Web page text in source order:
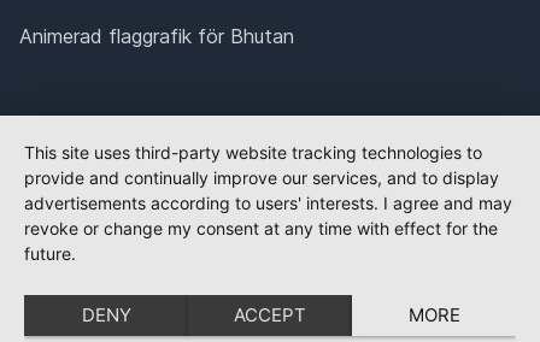
Animerad flaggrafik för Bhutan
This site uses third-party website tracking technologies to
provide and continually improve our services, and to display
advertisements according to users' interests. I agree and may
revoke or change my consent at any time with effect for the
future.
DENY ACCEPT MORE